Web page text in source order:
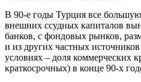
В 90-е годы Турция все
внешних ссудных капиталов
банков, с фондовых рынков,
и из других частных
условиях – доля коммерческих
краткосрочных) в конце 90-х